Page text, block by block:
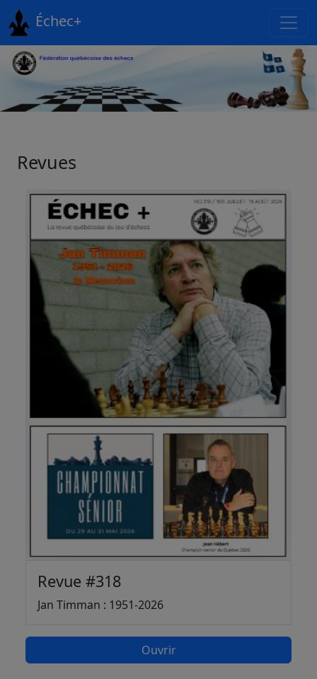
Échec+
Revues
Revue #318
Jan Timman : 1951-2026
Ouvrir